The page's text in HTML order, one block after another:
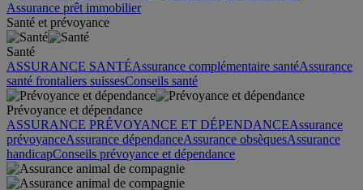
Assurance prêt immobilier
Santé et prévoyance
Santé
ASSURANCE SANTÉAssurance complémentaire santéAssurance
santé frontaliers suissesConseils santé
Prévoyance et dépendance
ASSURANCE PRÉVOYANCE ET DÉPENDANCEAssurance
prévoyanceAssurance dépendanceAssurance obsèquesAssurance
handicapConseils prévoyance et dépendance